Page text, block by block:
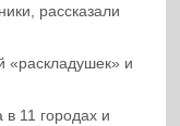
рассказали
«раскладушек» и
в 11 городах и